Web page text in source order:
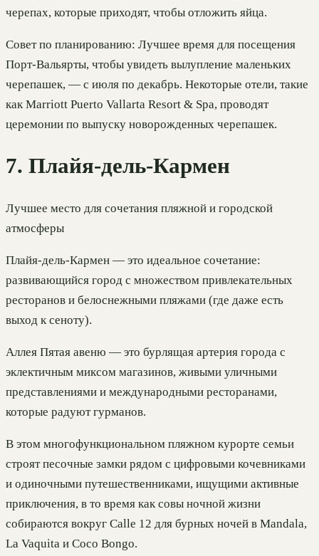
черепах, которые приходят, чтобы отложить яйца.
Совет по планированию: Лучшее время для посещения
Порт-Вальярты, чтобы увидеть вылупление маленьких
черепашек, — с июля по декабрь. Некоторые отели, такие
как Marriott Puerto Vallarta Resort & Spa, проводят
церемонии по выпуску новорожденных черепашек.
7. Плайя-дель-Кармен
Лучшее место для сочетания пляжной и городской
атмосферы
Плайя-дель-Кармен — это идеальное сочетание:
развивающийся город с множеством привлекательных
ресторанов и белоснежными пляжами (где даже есть
выход к сеноту).
Аллея Пятая авеню — это бурлящая артерия города с
эклектичным миксом магазинов, живыми уличными
представлениями и международными ресторанами,
которые радуют гурманов.
В этом многофункциональном пляжном курорте семьи
строят песочные замки рядом с цифровыми кочевниками
и одиночными путешественниками, ищущими активные
приключения, в то время как совы ночной жизни
собираются вокруг Calle 12 для бурных ночей в Mandala,
La Vaquita и Coco Bongo.